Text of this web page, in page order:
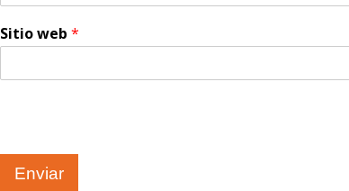
Sitio web *
Enviar